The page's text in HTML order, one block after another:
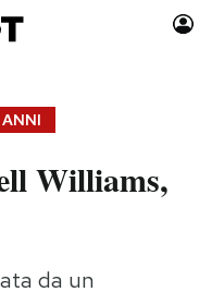
Moda
Storie/Idee
ANNI
Williams,
da un